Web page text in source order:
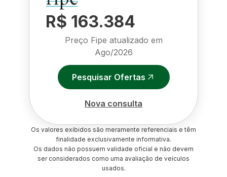
R$ 163.384
Preço Fipe atualizado em
Ago/2026
Pesquisar Ofertas
Nova consulta
Os valores exibidos são meramente referenciais e têm
finalidade exclusivamente informativa.
Os dados não possuem validade oficial e não devem
ser considerados como uma avaliação de veículos
usados.